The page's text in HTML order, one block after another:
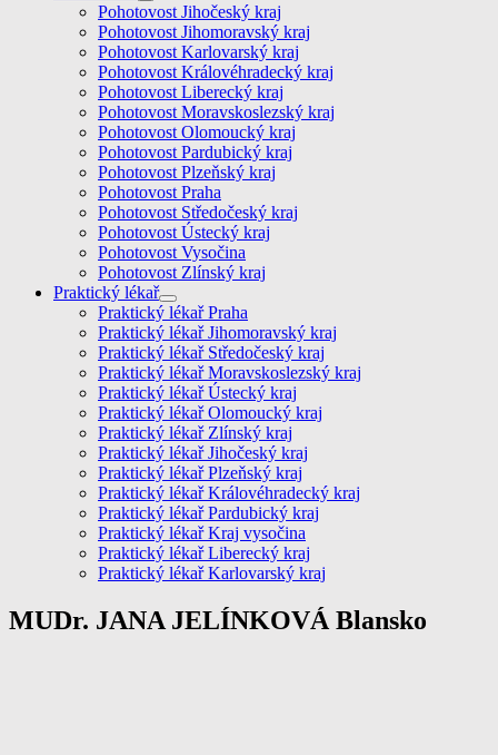
Pohotovost Jihočeský kraj
Pohotovost Jihomoravský kraj
Pohotovost Karlovarský kraj
Pohotovost Královéhradecký kraj
Pohotovost Liberecký kraj
Pohotovost Moravskoslezský kraj
Pohotovost Olomoucký kraj
Pohotovost Pardubický kraj
Pohotovost Plzeňský kraj
Pohotovost Praha
Pohotovost Středočeský kraj
Pohotovost Ústecký kraj
Pohotovost Vysočina
Pohotovost Zlínský kraj
Praktický lékař
Praktický lékař Praha
Praktický lékař Jihomoravský kraj
Praktický lékař Středočeský kraj
Praktický lékař Moravskoslezský kraj
Praktický lékař Ústecký kraj
Praktický lékař Olomoucký kraj
Praktický lékař Zlínský kraj
Praktický lékař Jihočeský kraj
Praktický lékař Plzeňský kraj
Praktický lékař Královéhradecký kraj
Praktický lékař Pardubický kraj
Praktický lékař Kraj vysočina
Praktický lékař Liberecký kraj
Praktický lékař Karlovarský kraj
MUDr. JANA JELÍNKOVÁ Blansko